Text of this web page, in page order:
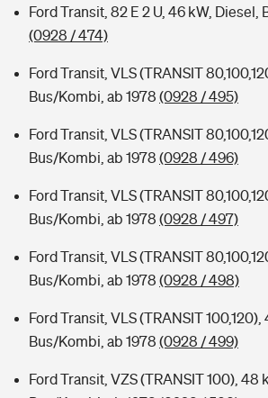
Ford Transit, 82 E 2 U, 46 kW, Diesel,
(0928 / 474)
Ford Transit, VLS (TRANSIT
Bus/Kombi, ab 1978 (0928 / 495)
Ford Transit, VLS (TRANSIT
Bus/Kombi, ab 1978 (0928 / 496)
Ford Transit, VLS (TRANSIT
Bus/Kombi, ab 1978 (0928 / 497)
Ford Transit, VLS (TRANSIT
Bus/Kombi, ab 1978 (0928 / 498)
Ford Transit, VLS (TRANSIT 100,120),
Bus/Kombi, ab 1978 (0928 / 499)
Ford Transit, VZS (TRANSIT 100), 48